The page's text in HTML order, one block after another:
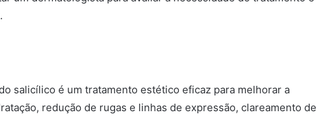
salicílico é um tratamento estético eficaz para melhorar a
redução de rugas e linhas de expressão, clareamento de